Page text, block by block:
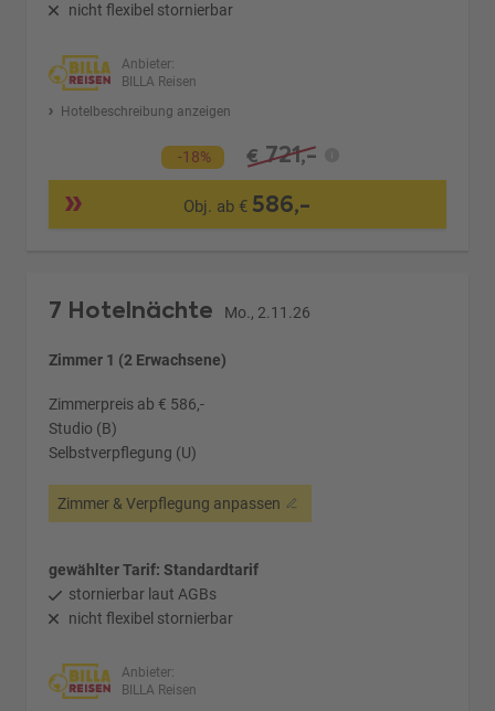
nicht flexibel stornierbar
Anbieter:
BILLA Reisen
Hotelbeschreibung anzeigen
-18% € 721,-
Obj. ab € 586,-
7 Hotelnächte Mo., 2.11.26
Zimmer 1 (2 Erwachsene)
Zimmerpreis ab € 586,-
Studio (B)
Selbstverpflegung (U)
Zimmer & Verpflegung anpassen
gewählter Tarif: Standardtarif
stornierbar laut AGBs
nicht flexibel stornierbar
Anbieter:
BILLA Reisen